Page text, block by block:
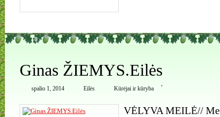
0
Ginas ŽIEMYS.Eilės
spalio 1, 2014 Eilės
,
Kūrėjai ir kūryba
VĖLYVA MEILĖ//